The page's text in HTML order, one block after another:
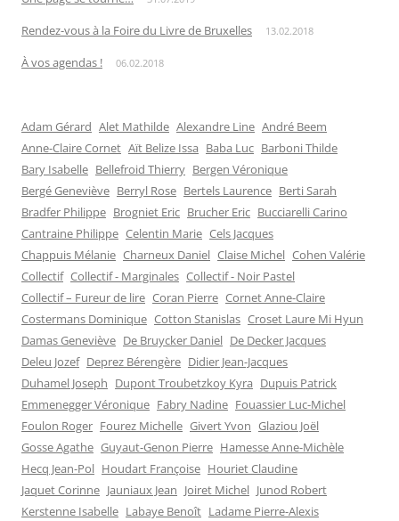
Rendez-vous à la Foire du Livre de Bruxelles 13.02.2018
À vos agendas ! 06.02.2018
Adam Gérard Alet Mathilde Alexandre Line André Beem
Anne-Claire Cornet Aït Belize Issa Baba Luc Barboni Thilde
Bary Isabelle Bellefroid Thierry Bergen Véronique
Bergé Geneviève Berryl Rose Bertels Laurence Berti Sarah
Bradfer Philippe Brogniet Eric Brucher Eric Bucciarelli Carino
Cantraine Philippe Celentin Marie Cels Jacques
Chappuis Mélanie Charneux Daniel Claise Michel Cohen Valérie
Collectif Collectif - Marginales Collectif - Noir Pastel
Collectif – Fureur de lire Coran Pierre Cornet Anne-Claire
Costermans Dominique Cotton Stanislas Croset Laure Mi Hyun
Damas Geneviève De Bruycker Daniel De Decker Jacques
Deleu Jozef Deprez Bérengère Didier Jean-Jacques
Duhamel Joseph Dupont Troubetzkoy Kyra Dupuis Patrick
Emmenegger Véronique Fabry Nadine Fouassier Luc-Michel
Foulon Roger Fourez Michelle Givert Yvon Glaziou Joël
Gosse Agathe Guyaut-Genon Pierre Hamesse Anne-Michèle
Hecq Jean-Pol Houdart Françoise Houriet Claudine
Jaquet Corinne Jauniaux Jean Joiret Michel Junod Robert
Kerstenne Isabelle Labaye Benoît Ladame Pierre-Alexis